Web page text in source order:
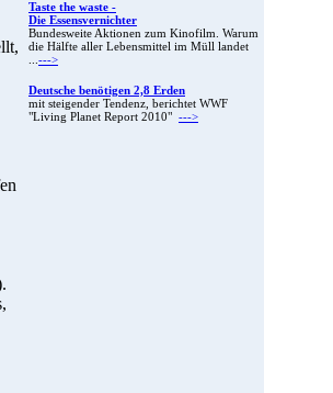
Taste the waste -
Die Essensvernichter
Bundesweite Aktionen zum Kinofilm. Warum
die Hälfte aller Lebensmittel im Müll landet
...--->
Deutsche benötigen 2,8 Erden
mit steigender Tendenz, berichtet WWF
"Living Planet Report 2010" --->